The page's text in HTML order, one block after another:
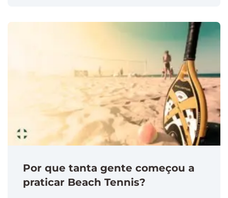
Por que tanta gente começou a
praticar Beach Tennis?